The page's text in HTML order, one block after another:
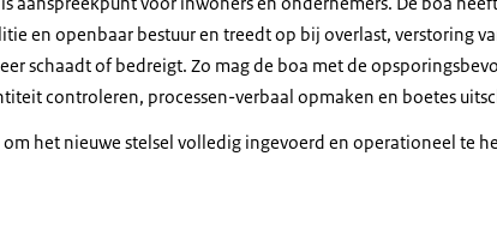
en openbaar bestuur en treedt op bij overlast, verstoring
schaadt of bedreigt. Zo mag de boa met de
controleren, processen-verbaal opmaken en boetes
het nieuwe stelsel volledig ingevoerd en operationeel te